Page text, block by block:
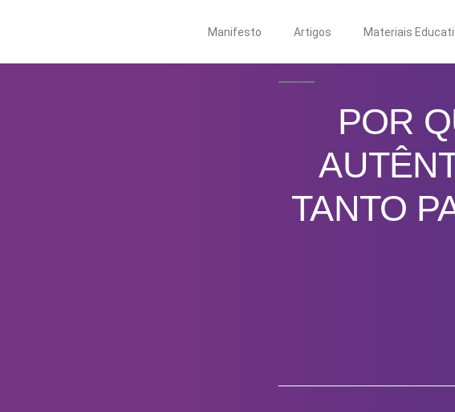
Manifesto Artigos Materiais
POR
TANTO